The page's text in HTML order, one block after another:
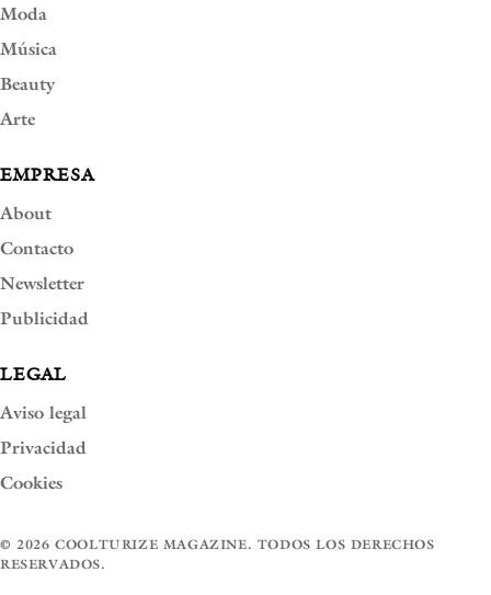
Moda
Música
Beauty
Arte
EMPRESA
About
Contacto
Newsletter
Publicidad
LEGAL
Aviso legal
Privacidad
Cookies
© 2026 COOLTURIZE MAGAZINE. TODOS LOS DERECHOS
RESERVADOS.